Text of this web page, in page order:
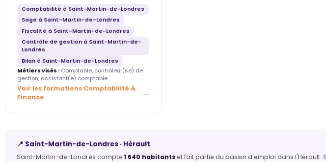
Comptabilité à Saint-Martin-de-Londres
Sage à Saint-Martin-de-Londres
Fiscalité à Saint-Martin-de-Londres
Contrôle de gestion à Saint-Martin-de-
Londres
Bilan à Saint-Martin-de-Londres
Métiers visés : Comptable, contrôleur(se) de
gestion, assistant(e) comptable
Voir les formations Comptabilité &
Finance
📍 Saint-Martin-de-Londres · Hérault
Saint-Martin-de-Londres compte 1 640 habitantset fait partie du bassin d'emploi dans